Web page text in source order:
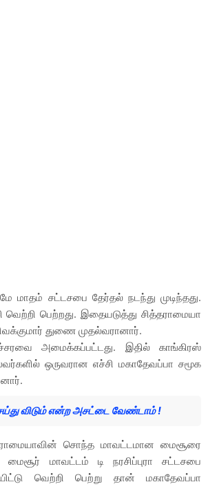
மாதம் சட்டசபை தேர்தல் நடந்து முடிந்தது.
வெற்றி பெற்றது. இதையடுத்து சித்தராமையா
துணை முதல்வரானார்.
அமைக்கப்பட்டது. இதில் காங்கிரஸ்
ஒருவரான எச்சி மகாதேவப்பா சமூக
விடும் என்ற அசட்டை வேண்டாம் !
சொந்த மாவட்டமான மைசூரை
மாவட்டம் டி நரசிப்புரா சட்டசபை
வெற்றி பெற்று தான் மகாதேவப்பா